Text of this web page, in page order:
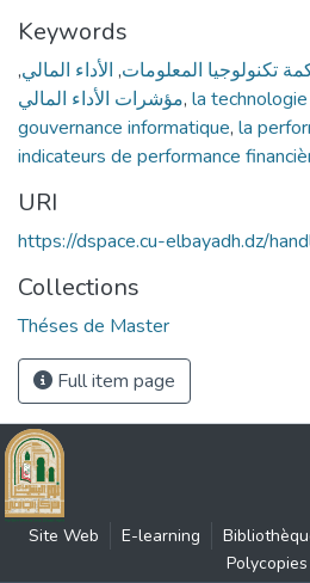
Keywords
تكنولوجيا المعلومات, الأداء المالي,
مؤشرات الأداء المالي, la
gouvernance informatique, la
indicateurs de performance
URI
https://dspace.cu-elbayadh.dz/
Collections
Théses de Master
Full item page
Site Web E-learning
Polycopies